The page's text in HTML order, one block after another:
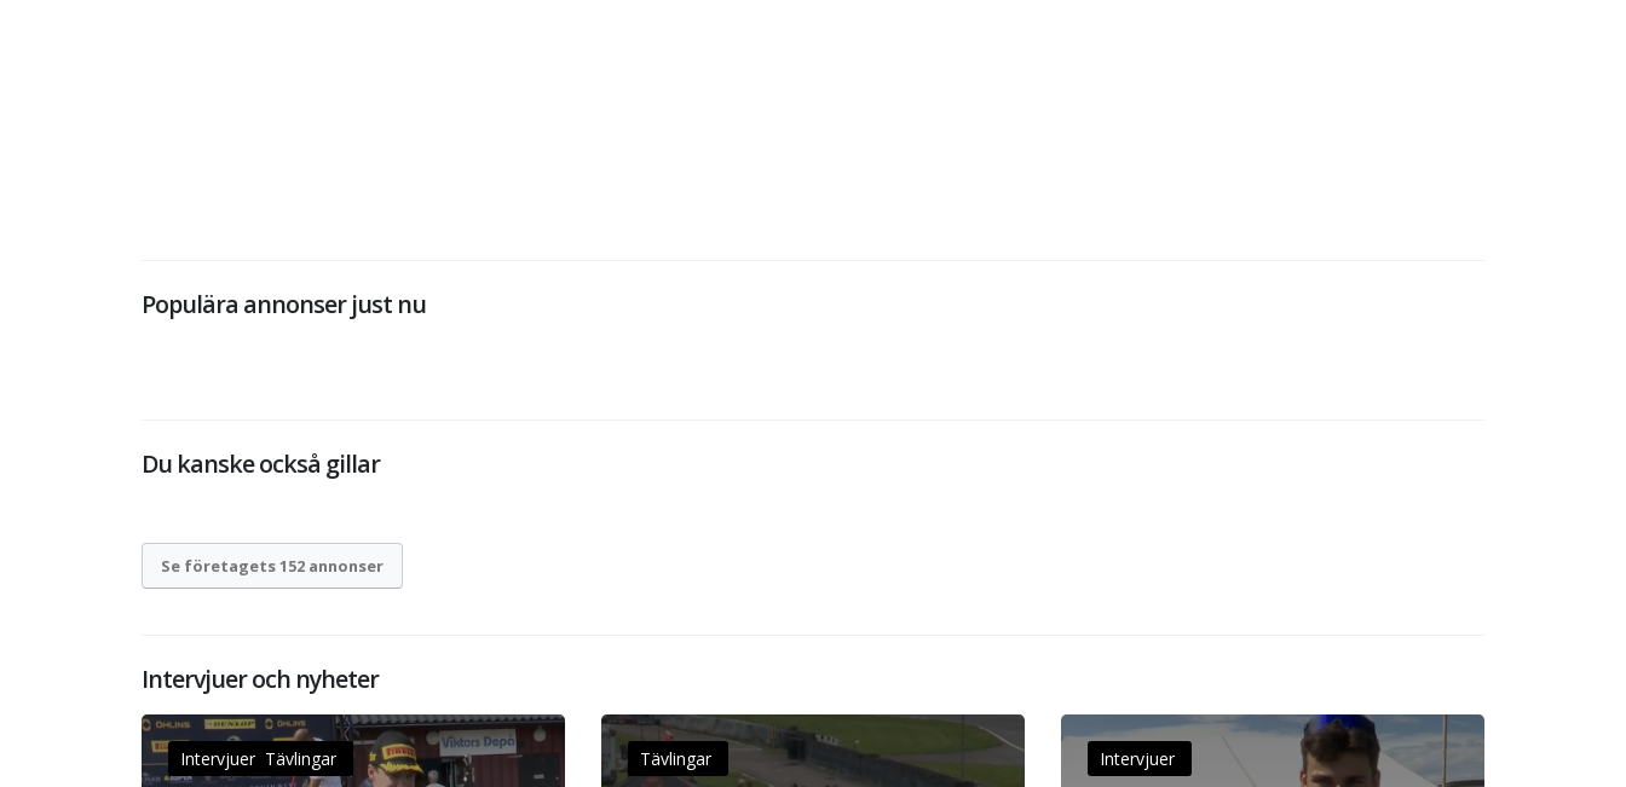
Populära annonser just nu
Du kanske också gillar
Se företagets 152 annonser
Intervjuer och nyheter
Intervjuer Tävlingar Tävlingar Intervjuer